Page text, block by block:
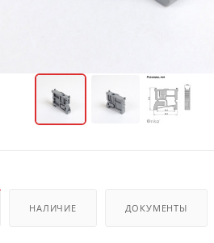
НАЛИЧИЕ ДОКУМЕНТЫ